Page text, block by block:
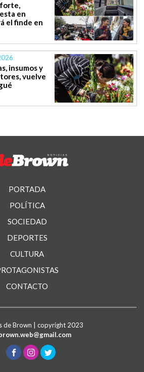
en
el finde en
insumos y
vuelve
PORTADA
POLÍTICA
SOCIEDAD
DEPORTES
CULTURA
CONTACTO
de Brown | copyright 2023